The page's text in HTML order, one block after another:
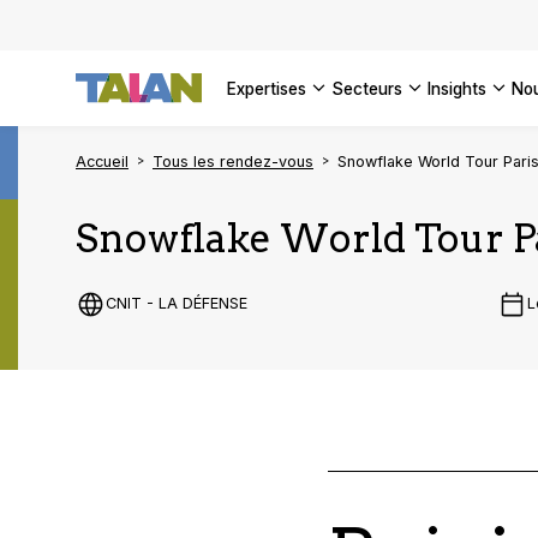
expertises secteurs insights
VOIR
VOIR
Accueil Tous les rendez-vous Snowflake World Tour
Snowflake World Tour
CNIT - LA DÉFENSE